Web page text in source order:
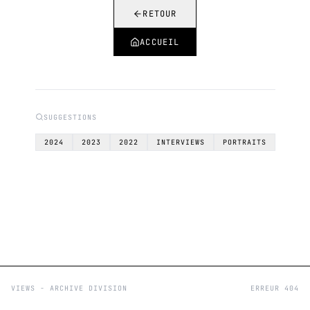
RETOUR
ACCUEIL
SUGGESTIONS
2024 2023 2022 INTERVIEWS PORTRAITS
VIEWS - ARCHIVE DIVISION ERREUR 404